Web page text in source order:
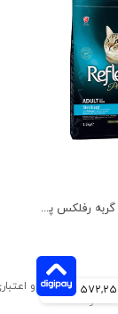
غذای خشک گربه رفلکس پلاس مدل عقیم شده با طعم ماهی سالمون وزن 1.5 کیلوگرم
تومانی